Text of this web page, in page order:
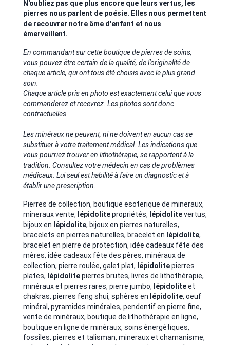
N'oubliez pas que plus encore que leurs vertus, les
pierres nous parlent de poésie. Elles nous permettent
de recouvrer notre âme d'enfant et nous
émerveillent.
En commandant sur cette boutique de pierres de soins,
vous pouvez être certain de la qualité, de l’originalité de
chaque article, qui ont tous été choisis avec le plus grand
soin.
Chaque article pris en photo est exactement celui que vous
commanderez et recevrez. Les photos sont donc
contractuelles.
Les minéraux ne peuvent, ni ne doivent en aucun cas se
substituer à votre traitement médical. Les indications que
vous pourriez trouver en lithothérapie, se rapportent à la
tradition. Consultez votre médecin en cas de problèmes
médicaux. Lui seul est habilité à faire un diagnostic et à
établir une prescription.
Pierres de collection, boutique esoterique de mineraux,
mineraux vente, lépidolitepropriétés, lépidolitevertus,
bijoux en lépidolite, bijoux en pierres naturelles,
bracelets en pierres naturelles, bracelet en lépidolite,
bracelet en pierre de protection, idée cadeaux fête des
mères, idée cadeaux fête des pères, minéraux de
collection, pierre roulée, galet plat, lépidolitepierres
plates, lépidolitepierres brutes, livres de lithothérapie,
minéraux et pierres rares, pierre jumbo, lépidoliteet
chakras, pierres feng shui, sphères en lépidolite, oeuf
minéral, pyramides minérales, pendentif en pierre fine,
vente de minéraux, boutique de lithothérapie en ligne,
boutique en ligne de minéraux, soins énergétiques,
fossiles, pierres et talisman, mineraux et chamanisme,